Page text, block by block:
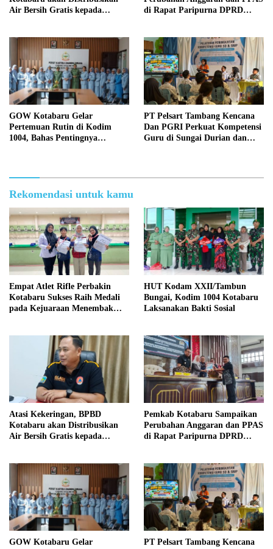
Air Bersih Gratis kepada
di Rapat Paripurna DPRD
GOW Kotabaru Gelar
Pertemuan Rutin di Kodim
1004, Bahas Pentingnya
PT Pelsart Tambang Kencana
Dan PGRI Perkuat Kompetensi
Guru di Sungai Durian dan
Rekomendasi untuk kamu
Empat Atlet Rifle Perbakin
Kotabaru Sukses Raih Medali
pada Kejuaraan Menembak
HUT Kodam XXII/Tambun
Bungai, Kodim 1004 Kotabaru
Laksanakan Bakti Sosial
Atasi Kekeringan, BPBD
Kotabaru akan Distribusikan
Air Bersih Gratis kepada
Pemkab Kotabaru Sampaikan
Perubahan Anggaran dan PPAS
di Rapat Paripurna DPRD
GOW Kotabaru Gelar
PT Pelsart Tambang Kencana